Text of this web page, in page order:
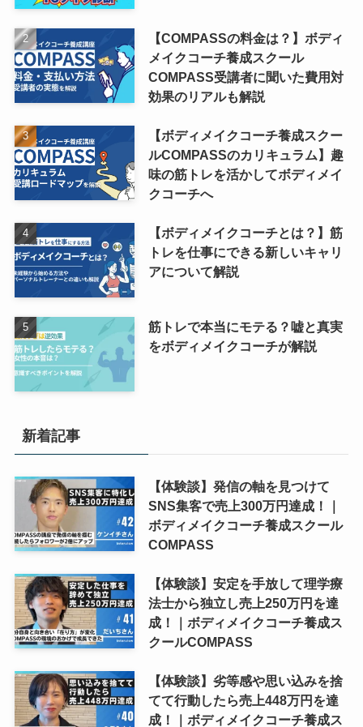
【COMPASSの料金は？】ボディ
メイクコーチ養成スクール
COMPASS受講者に聞いた費用対
効果のリアルも解説
【ボディメイクコーチ養成スクー
ルCOMPASSのカリキュラム】趣
味の筋トレを活かしてボディメイ
クコーチへ
【ボディメイクコーチとは？】筋
トレを仕事にできる新しいキャリ
アについて解説
筋トレで本当にモテる？嘘と真実
をボディメイクコーチが解説
新着記事
【体験談】発信の軸を見つけて
SNS集客で売上300万円達成！｜
ボディメイクコーチ養成スクール
COMPASS
【体験談】安定を手放して理学療
法士から独立し売上250万円を達
成！｜ボディメイクコーチ養成ス
クールCOMPASS
【体験談】劣等感や思い込みを捨
てて行動したら売上448万円を達
成！｜ボディメイクコーチ養成ス